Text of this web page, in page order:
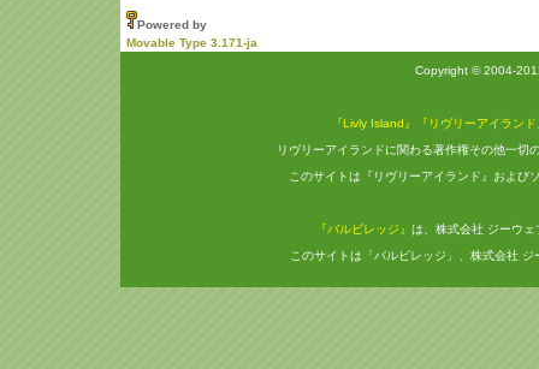
Powered by
Movable Type 3.171-ja
Copyright © 2004-
『Livly Island』『リヴリーアイランド
リヴリーアイランドに関わる著作権その他一切
このサイトは『リヴリーアイランド』および
『バルビレッジ』 は、株式会社 ジーウ
このサイトは「バルビレッジ」、株式会社